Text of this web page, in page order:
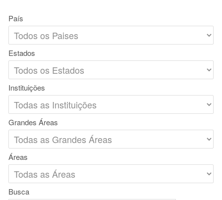
País
Estados
Instituições
Grandes Áreas
Áreas
Busca